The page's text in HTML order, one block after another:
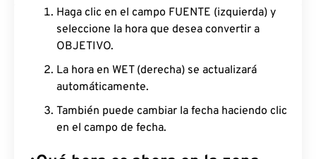
Haga clic en el campo FUENTE (izquierda) y
seleccione la hora que desea convertir a
OBJETIVO.
La hora en WET (derecha) se actualizará
automáticamente.
También puede cambiar la fecha haciendo clic
en el campo de fecha.